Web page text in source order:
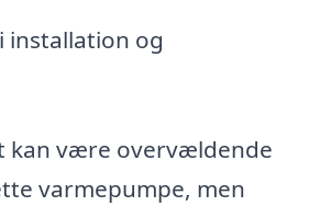
installation og
kan være overvældende
varmepumpe, men